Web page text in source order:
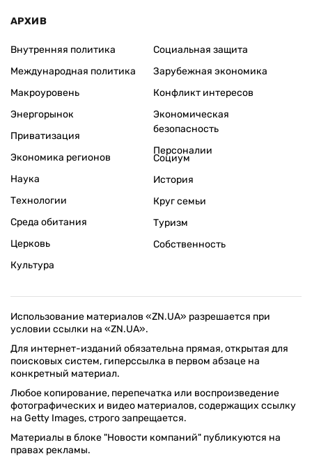
АРХИВ
Внутренняя политика
Международная политика
Макроуровень
Энергорынок
Приватизация
Экономика регионов
Социальная защита
Зарубежная экономика
Конфликт интересов
Экономическая
безопасность
Персоналии
Наука
Технологии
Среда обитания
Церковь
Культура
Социум
История
Круг семьи
Туризм
Собственность
Использование материалов «ZN.UA» разрешается при
условии ссылки на «ZN.UA».
Для интернет-изданий обязательна прямая, открытая для
поисковых систем, гиперссылка в первом абзаце на
конкретный материал.
Любое копирование, перепечатка или воспроизведение
фотографических и видео материалов, содержащих ссылку
на Getty Images, строго запрещается.
Материалы в блоке "Новости компаний" публикуются на
правах рекламы.